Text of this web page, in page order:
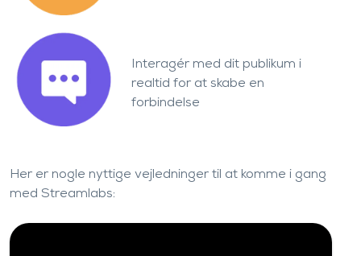
Interagér med dit publikum i
realtid for at skabe en
forbindelse
Her er nogle nyttige vejledninger til at komme i gang
med Streamlabs: